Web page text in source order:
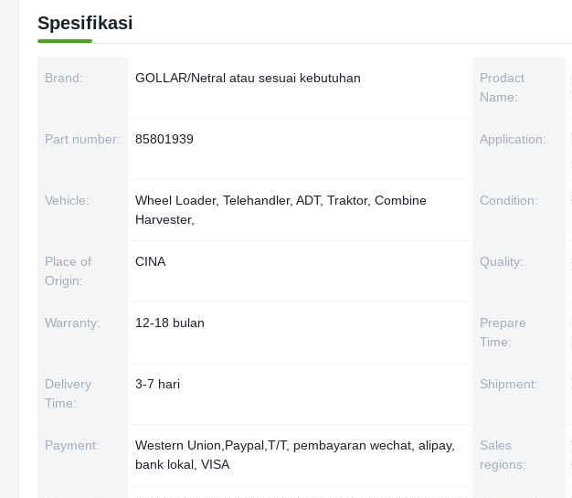
Spesifikasi
Brand: GOLLAR/Netral atau sesuai kebutuhan
Prodact
Name:
Part number: 85801939 Application:
Vehicle:
Wheel Loader, Telehandler, ADT, Traktor, Combine
Harvester,
Condition:
Place of
Origin:
CINA Quality:
Warranty: 12-18 bulan
Prepare
Time:
Delivery
Time:
3-7 hari Shipment:
Payment:
Western Union,Paypal,T/T, pembayaran wechat, alipay,
bank lokal, VISA
Sales
regions: